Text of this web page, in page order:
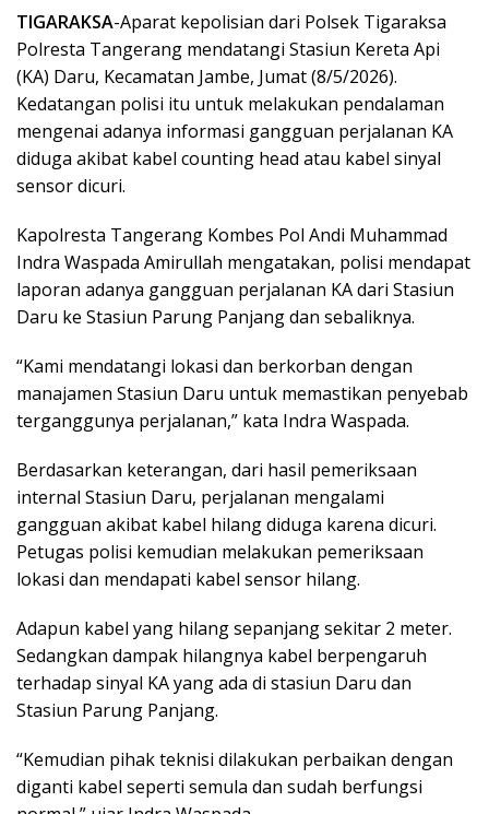
TIGARAKSA-Aparat kepolisian dari Polsek Tigaraksa
Polresta Tangerang mendatangi Stasiun Kereta Api
(KA) Daru, Kecamatan Jambe, Jumat (8/5/2026).
Kedatangan polisi itu untuk melakukan pendalaman
mengenai adanya informasi gangguan perjalanan KA
diduga akibat kabel counting head atau kabel sinyal
sensor dicuri.
Kapolresta Tangerang Kombes Pol Andi Muhammad
Indra Waspada Amirullah mengatakan, polisi mendapat
laporan adanya gangguan perjalanan KA dari Stasiun
Daru ke Stasiun Parung Panjang dan sebaliknya.
“Kami mendatangi lokasi dan berkorban dengan
manajamen Stasiun Daru untuk memastikan penyebab
terganggunya perjalanan,” kata Indra Waspada.
Berdasarkan keterangan, dari hasil pemeriksaan
internal Stasiun Daru, perjalanan mengalami
gangguan akibat kabel hilang diduga karena dicuri.
Petugas polisi kemudian melakukan pemeriksaan
lokasi dan mendapati kabel sensor hilang.
Adapun kabel yang hilang sepanjang sekitar 2 meter.
Sedangkan dampak hilangnya kabel berpengaruh
terhadap sinyal KA yang ada di stasiun Daru dan
Stasiun Parung Panjang.
“Kemudian pihak teknisi dilakukan perbaikan dengan
diganti kabel seperti semula dan sudah berfungsi